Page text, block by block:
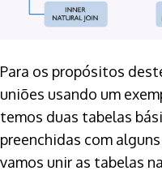
Para os propósitos
uniões usando um
temos duas tabelas
preenchidas com
vamos unir as tabelas